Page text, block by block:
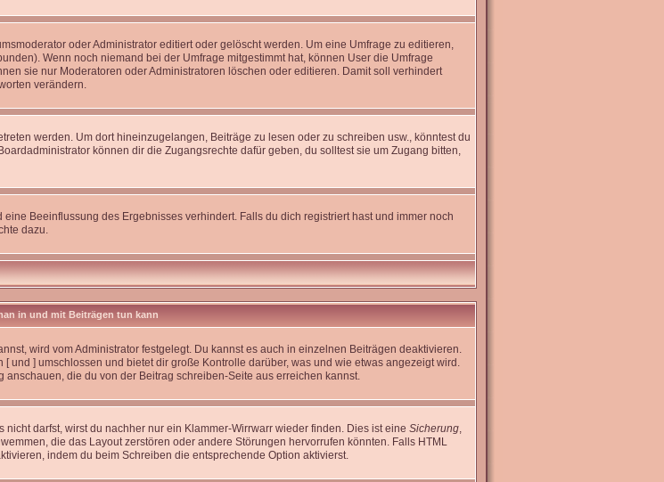
oder Administrator editiert oder gelöscht werden. Um eine Umfrage zu editieren,
Wenn noch niemand bei der Umfrage mitgestimmt hat, können User die Umfrage
sie nur Moderatoren oder Administratoren löschen oder editieren. Damit soll verhindert
verändern.
werden. Um dort hineinzugelangen, Beiträge zu lesen oder zu schreiben usw., könntest du
können dir die Zugangsrechte dafür geben, du solltest sie um Zugang bitten,
Beeinflussung des Ergebnisses verhindert. Falls du dich registriert hast und immer noch
dazu.
in und mit Beiträgen tun kann
wird vom Administrator festgelegt. Du kannst es auch in einzelnen Beiträgen deaktivieren.
und ] umschlossen und bietet dir große Kontrolle darüber, was und wie etwas angezeigt wird.
die du von der Beitrag schreiben-Seite aus erreichen kannst.
darfst, wirst du nachher nur ein Klammer-Wirrwarr wieder finden. Dies ist eine Sicherung,
die das Layout zerstören oder andere Störungen hervorrufen könnten. Falls HTML
indem du beim Schreiben die entsprechende Option aktivierst.